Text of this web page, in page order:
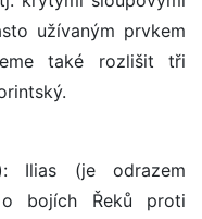
užívaným prvkem
také rozlišit tři
Ilias (je odrazem
o bojích Řeků proti